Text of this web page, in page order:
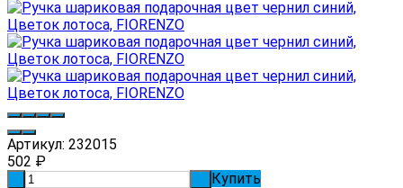
Артикул: 232015
502 ₽
Купить